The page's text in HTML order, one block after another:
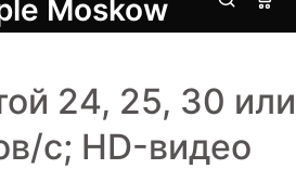
24, 25, 30 или
с; HD-видео